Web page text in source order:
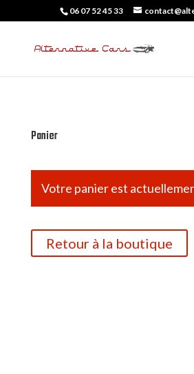
06 07 52 45 33
Panier
Votre panier est
Retour à la boutique